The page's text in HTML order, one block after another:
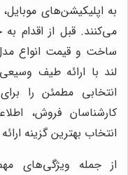
به اپلیکیشن‌های
می‌کنند. قبل از اقدام
ساخت و قیمت انواع
لند با ارائه طیف
انتخابی مطمئن را
کارشناسان فروش،
انتخاب بهترین گزینه
از جمله ویژگی‌های